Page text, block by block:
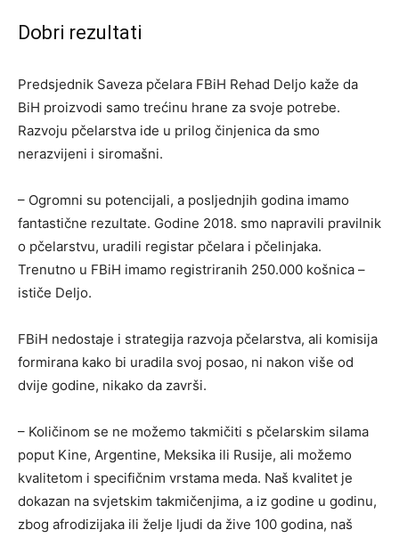
Dobri rezultati
Predsjednik Saveza pčelara FBiH Rehad Deljo kaže da
BiH proizvodi samo trećinu hrane za svoje potrebe.
Razvoju pčelarstva ide u prilog činjenica da smo
nerazvijeni i siromašni.
– Ogromni su potencijali, a posljednjih godina imamo
fantastične rezultate. Godine 2018. smo napravili pravilnik
o pčelarstvu, uradili registar pčelara i pčelinjaka.
Trenutno u FBiH imamo registriranih 250.000 košnica –
ističe Deljo.
FBiH nedostaje i strategija razvoja pčelarstva, ali komisija
formirana kako bi uradila svoj posao, ni nakon više od
dvije godine, nikako da završi.
– Količinom se ne možemo takmičiti s pčelarskim silama
poput Kine, Argentine, Meksika ili Rusije, ali možemo
kvalitetom i specifičnim vrstama meda. Naš kvalitet je
dokazan na svjetskim takmičenjima, a iz godine u godinu,
zbog afrodizijaka ili želje ljudi da žive 100 godina, naš